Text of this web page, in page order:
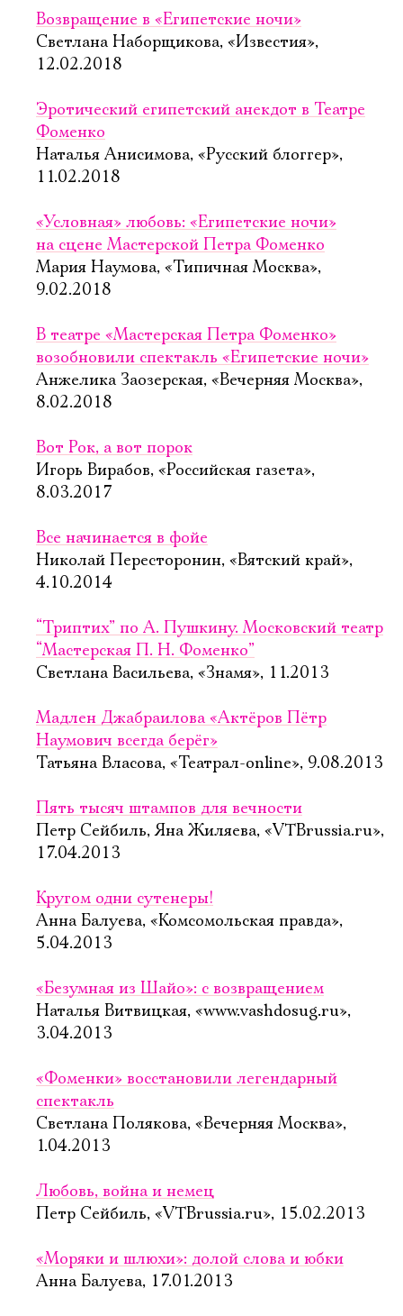
Возвращение в «Египетские ночи»
Светлана Наборщикова, «Известия»,
12.02.2018
Эротический египетский анекдот в Театре
Фоменко
Наталья Анисимова, «Русский блоггер»,
11.02.2018
«Условная» любовь: «Египетские ночи»
на сцене Мастерской Петра Фоменко
Мария Наумова, «Типичная Москва»,
9.02.2018
В театре «Мастерская Петра Фоменко»
возобновили спектакль «Египетские ночи»
Анжелика Заозерская, «Вечерняя Москва»,
8.02.2018
Вот Рок, а вот порок
Игорь Вирабов, «Российская газета»,
8.03.2017
Все начинается в фойе
Николай Пересторонин, «Вятский край»,
4.10.2014
“Триптих” по А. Пушкину. Московский театр
“Мастерская П. Н. Фоменко”
Светлана Васильева, «Знамя», 11.2013
Мадлен Джабраилова «Актёров Пётр
Наумович всегда берёг»
Татьяна Власова, «Театрал-online», 9.08.2013
Пять тысяч штампов для вечности
Петр Сейбиль, Яна Жиляева, «VTBrussia.ru»,
17.04.2013
Кругом одни сутенеры!
Анна Балуева, «Комсомольская правда»,
5.04.2013
«Безумная из Шайо»: с возвращением
Наталья Витвицкая, «www.vashdosug.ru»,
3.04.2013
«Фоменки» восстановили легендарный
спектакль
Светлана Полякова, «Вечерняя Москва»,
1.04.2013
Любовь, война и немец
Петр Сейбиль, «VTBrussia.ru», 15.02.2013
«Моряки и шлюхи»: долой слова и юбки
Анна Балуева, 17.01.2013